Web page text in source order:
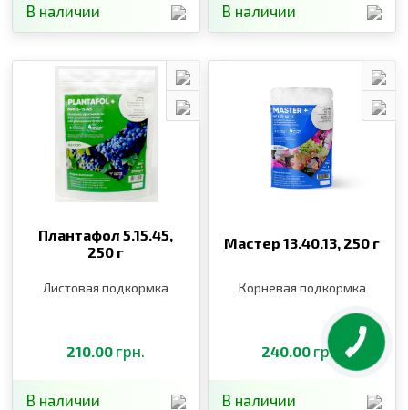
В наличии В наличии
Плантафол 5.15.45,
250 г
Листовая подкормка
210.00 грн.
В наличии
Мастер 13.40.13, 250 г
Корневая подкормка
240.00 грн.
В наличии